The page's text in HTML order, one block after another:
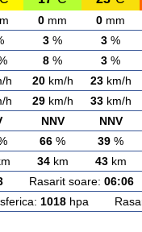
0 mm 0 mm
3 % 3 %
8 % 3 %
h 20km/h 23km/h
h 29km/h 33km/h
NNV NNV
66 % 39 %
34km 43km
Rasarit soare: 06:06
1018hpa